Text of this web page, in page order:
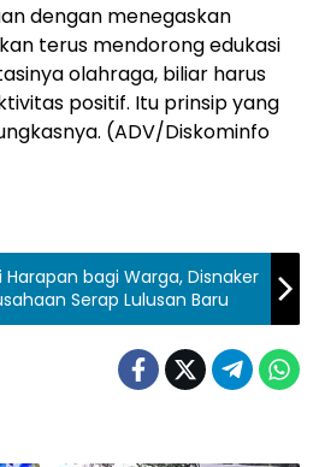
dengan menegaskan
terus mendorong edukasi
olahraga, biliar harus
positif. Itu prinsip yang
(ADV/Diskominfo
Harapan bagi Warga, Disnaker
Serap Lulusan Baru